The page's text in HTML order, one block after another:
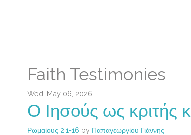
Faith Testimonies
Wed, May 06, 2026
Ο Ιησούς ως κριτής
Ρωμαίους 2:1-16 by Παπαγεωργίου Γιάννης